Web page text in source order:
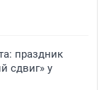
праздник
сдвиг» у